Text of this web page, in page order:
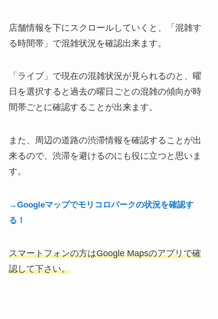
店舗情報を下にスクロールしていくと、「混雑す
る時間帯」で混雑状況を確認出来ます。
「ライブ」で現在の混雑状況が見られるのと、曜
日を選択すると過去の曜日ごとの混雑の傾向が時
間帯ごとに確認することが出来ます。
また、周辺の道路の渋滞情報を確認することが出
来るので、渋滞を避けるのにも役に立つと思いま
す。
→Googleマップでモリコロパークの状況を確認す
る！
スマートフォンの方はGoogle Mapsのアプリで確
認して下さい。